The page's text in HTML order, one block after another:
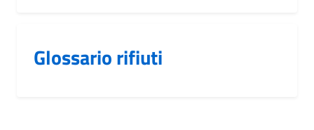
Glossario rifiuti